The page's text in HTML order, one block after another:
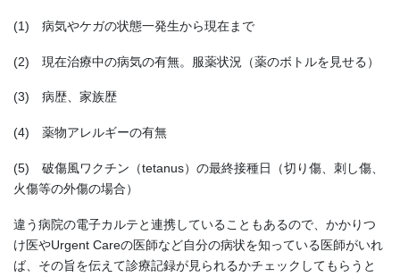
(1) 病気やケガの状態一発生から現在まで
(2) 現在治療中の病気の有無。服薬状況（薬のボトルを見せる）
(3) 病歴、家族歴
(4) 薬物アレルギーの有無
(5) 破傷風ワクチン（tetanus）の最終接種日（切り傷、刺し傷、
火傷等の外傷の場合）
違う病院の電子カルテと連携していることもあるので、かかりつ
け医やUrgent Careの医師など自分の病状を知っている医師がいれ
ば、その旨を伝えて診療記録が見られるかチェックしてもらうと